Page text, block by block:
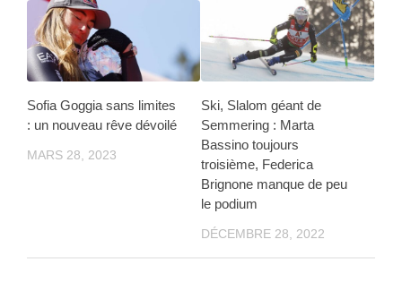
Sofia Goggia sans limites
: un nouveau rêve dévoilé
MARS 28, 2023
Ski, Slalom géant de
Semmering : Marta
Bassino toujours
troisième, Federica
Brignone manque de peu
le podium
DÉCEMBRE 28, 2022